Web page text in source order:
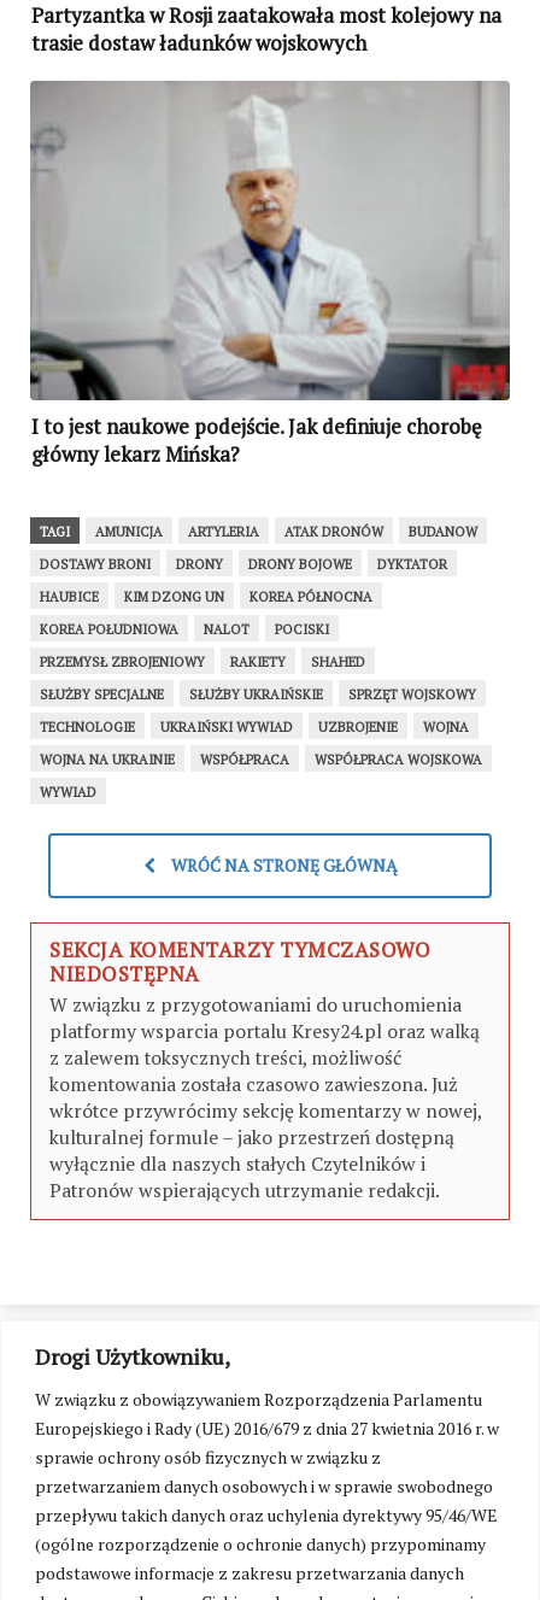
Drogi Użytkowniku,
W związku z obowiązywaniem Rozporządzenia Parlamentu
Europejskiego i Rady (UE) 2016/679 z dnia 27 kwietnia 2016 r. w
sprawie ochrony osób fizycznych w związku z
przetwarzaniem danych osobowych i w sprawie swobodnego
przepływu takich danych oraz uchylenia dyrektywy 95/46/WE
(ogólne rozporządzenie o ochronie danych) przypominamy
podstawowe informacje z zakresu przetwarzania danych
Partyzantka w Rosji zaatakowała most kolejowy na
trasie dostaw ładunków wojskowych
I to jest naukowe podejście. Jak definiuje chorobę
główny lekarz Mińska?
TAGI AMUNICJA ARTYLERIA ATAK DRONÓW
BUDANOW
DOSTAWY BRONI
DRONY DRONY BOJOWE
DYKTATOR
HAUBICE
KIM DZONG UN
KOREA PÓŁNOCNA
KOREA POŁUDNIOWA
NALOT
POCISKI
PRZEMYSŁ ZBROJENIOWY
RAKIETY
SHAHED
SŁUŻBY SPECJALNE
SŁUŻBY UKRAIŃSKIE
SPRZĘT WOJSKOWY
TECHNOLOGIE
UKRAIŃSKI WYWIAD UZBROJENIE
WOJNA
WOJNA NA UKRAINIE
WSPÓŁPRACA
WSPÓŁPRACA WOJSKOWA
WYWIAD
WRÓĆ NA STRONĘ GŁÓWNĄ
SEKCJA KOMENTARZY TYMCZASOWO
NIEDOSTĘPNA
W związku z przygotowaniami do uruchomienia
platformy wsparcia portalu Kresy24.pl oraz walką
z zalewem toksycznych treści, możliwość
komentowania została czasowo zawieszona. Już
wkrótce przywrócimy sekcję komentarzy w nowej,
kulturalnej formule – jako przestrzeń dostępną
wyłącznie dla naszych stałych Czytelników i
Patronów wspierających utrzymanie redakcji.